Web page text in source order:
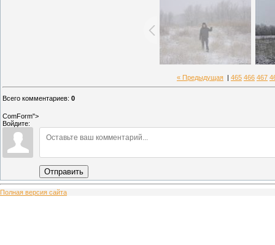
« Предыдущая 465 466 467
Всего комментариев: 0
ComForm">
Войдите:
Отправить
Полная версия сайта